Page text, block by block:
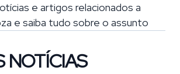
e artigos relacionados a
e saiba tudo sobre o assunto
NOTÍCIAS